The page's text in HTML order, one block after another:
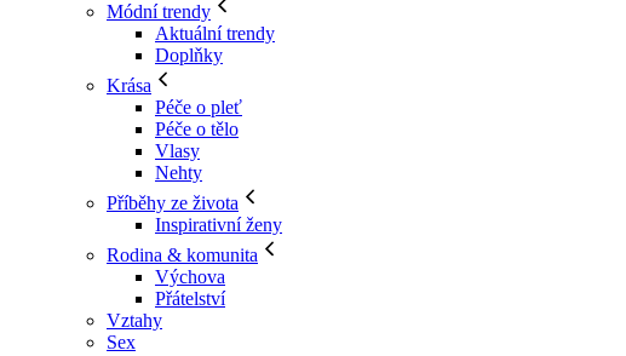
Módní trendy
Aktuální trendy
Doplňky
Krása
Péče o pleť
Péče o tělo
Vlasy
Nehty
Příběhy ze života
Inspirativní ženy
Rodina & komunita
Výchova
Přátelství
Vztahy
Sex